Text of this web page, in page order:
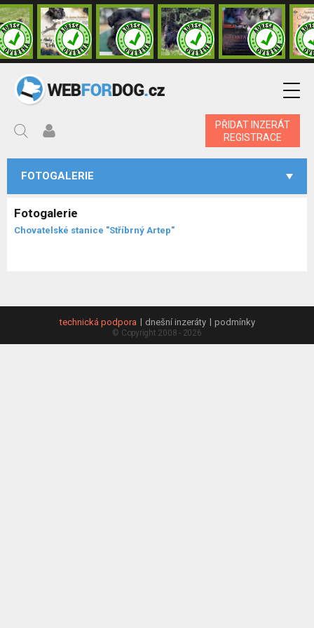
PŘIDAT INZERÁT
REGISTRACE
FOTOGALERIE
Fotogalerie
Chovatelské stanice "Stříbrný Artep"
technická podpora dnešní inzeráty podmínky
© Copyright 2008 - 2026